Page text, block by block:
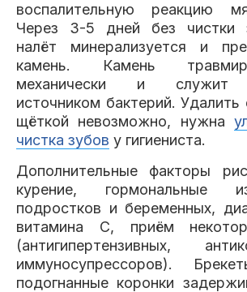
воспалительную реакцию
Через 3-5 дней без чистки
налёт минерализуется и
камень. Камень
механически и служит
источником бактерий.
щёткой невозможно, нужна
чистка зубов у гигиениста.
Дополнительные факторы
курение, гормональные
подростков и беременных,
витамина С, приём
(антигипертензивных,
иммуносупрессоров).
подогнанные коронки